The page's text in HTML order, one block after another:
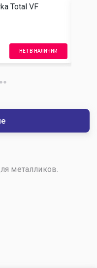
VF
НЕТ В НАЛИЧИИ
металликов.